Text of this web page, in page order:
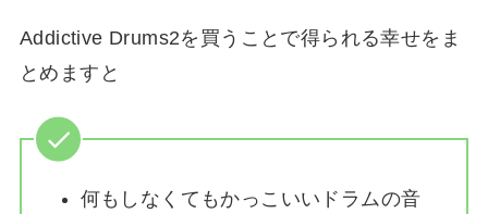
Addictive Drums2を買うことで得られる幸せをま
とめますと
何もしなくてもかっこいいドラムの音